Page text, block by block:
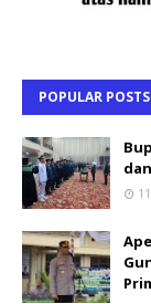
POPULAR POSTS